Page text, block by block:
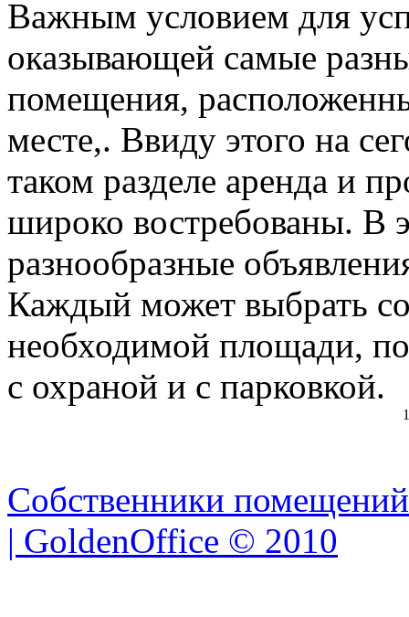
Важным условием для
оказывающей самые
помещения,
месте,. Ввиду этого на
таком разделе аренда и
широко востребованы. В
разнообразные
Каждый может выбрать
необходимой площади,
с охраной и с парковкой.
Собственники
| GoldenOffice © 2010